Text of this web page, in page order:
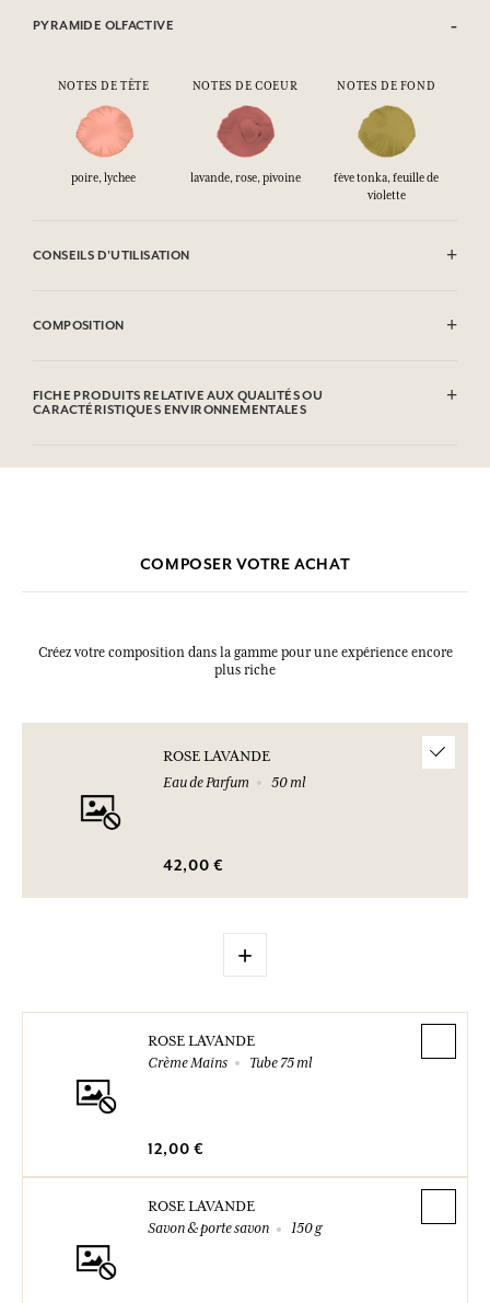
PYRAMIDE OLFACTIVE
NOTES DE TÊTE NOTES DE COEUR NOTES DE FOND
poire, lychee lavande, rose, pivoine
fève tonka, feuille de
violette
CONSEILS D'UTILISATION
COMPOSITION
Linalool, Geraniol, Citronellol, Limonene, Coumarin, Citral.Cette
liste peut faire l'objet de modifications, veuillez consulter l'emballage
FICHE PRODUITS RELATIVE AUX QUALITÉS OU
CARACTÉRISTIQUES ENVIRONNEMENTALES
Veuillez consulter les qualités ou caractéristiques environnementales
COMPOSER VOTRE ACHAT
Créez votre composition dans la gamme pour une expérience encore
plus riche
ROSE LAVANDE
Eau de Parfum
50 ml
42,00 €
+
ROSE LAVANDE
Crème Mains
Tube 75 ml
12,00 €
ROSE LAVANDE
Savon & porte savon
150 g